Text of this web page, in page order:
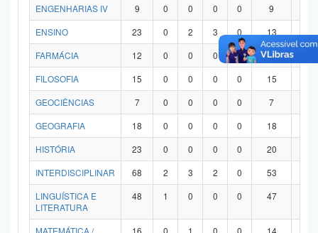
ENGENHARIAS IV
9 0 0 0 0 9
ENSINO
23 0 2 3 0 13
FARMÁCIA
12 0 0 0 0 12
FILOSOFIA
15 0 0 0 0 15
GEOCIÊNCIAS
7 0 0 0 0 7
GEOGRAFIA
18 0 0 0 0 18
HISTÓRIA
23 0 0 0 0 20
INTERDISCIPLINAR
68 2 3 2 0 53
LINGUÍSTICA E
LITERATURA
48 1 0 0 0 47
MATEMÁTICA /
16 0 1 0 0 14